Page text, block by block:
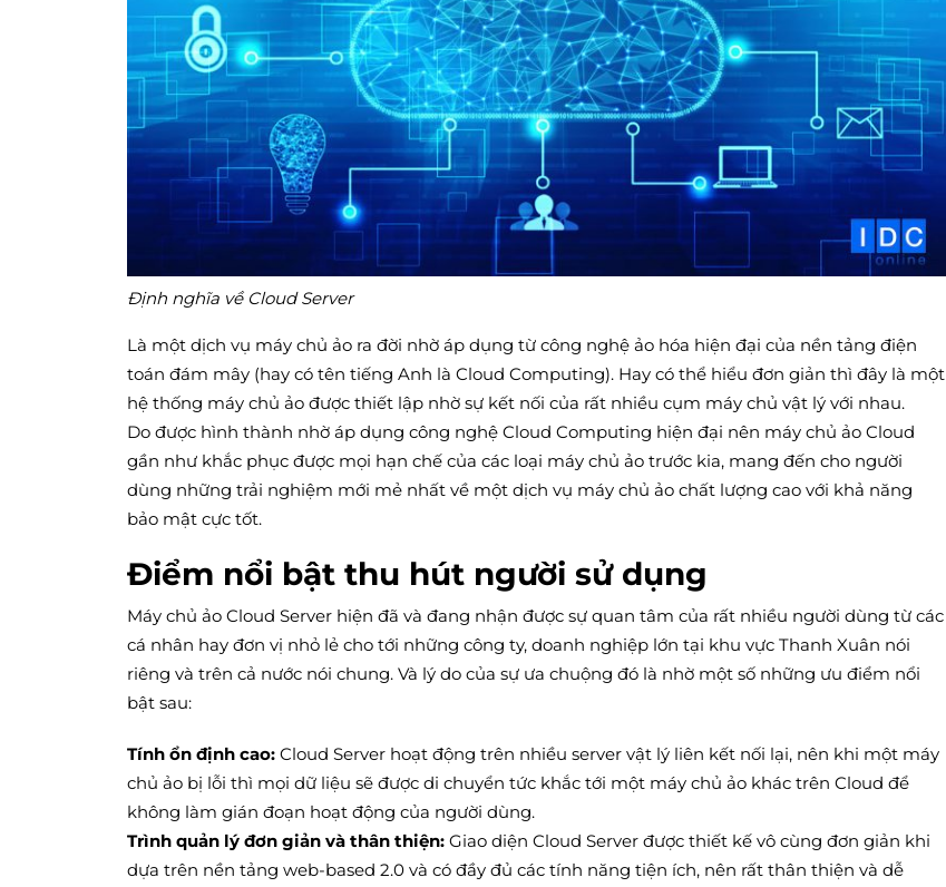
Định nghĩa về Cloud Server
Là một dịch vụ máy chủ ảo ra đời nhờ áp dụng từ công nghệ ảo hóa hiện đại của nền tảng điện
toán đám mây (hay có tên tiếng Anh là Cloud Computing). Hay có thể hiểu đơn giản thì đây là một
hệ thống máy chủ ảo được thiết lập nhờ sự kết nối của rất nhiều cụm máy chủ vật lý với nhau.
Do được hình thành nhờ áp dụng công nghệ Cloud Computing hiện đại nên máy chủ ảo Cloud
gần như khắc phục được mọi hạn chế của các loại máy chủ ảo trước kia, mang đến cho người
dùng những trải nghiệm mới mẻ nhất về một dịch vụ máy chủ ảo chất lượng cao với khả năng
bảo mật cực tốt.
Điểm nổi bật thu hút người sử dụng
Máy chủ ảo Cloud Server hiện đã và đang nhận được sự quan tâm của rất nhiều người dùng từ các
cá nhân hay đơn vị nhỏ lẻ cho tới những công ty, doanh nghiệp lớn tại khu vực Thanh Xuân nói
riêng và trên cả nước nói chung. Và lý do của sự ưa chuộng đó là nhờ một số những ưu điểm nổi
bật sau:
Tính ổn định cao: Cloud Server hoạt động trên nhiều server vật lý liên kết nối lại, nên khi một máy
chủ ảo bị lỗi thì mọi dữ liệu sẽ được di chuyển tức khắc tới một máy chủ ảo khác trên Cloud để
không làm gián đoạn hoạt động của người dùng.
Trình quản lý đơn giản và thân thiện: Giao diện Cloud Server được thiết kế vô cùng đơn giản khi
dựa trên nền tảng web-based 2.0 và có đầy đủ các tính năng tiện ích, nên rất thân thiện và dễ